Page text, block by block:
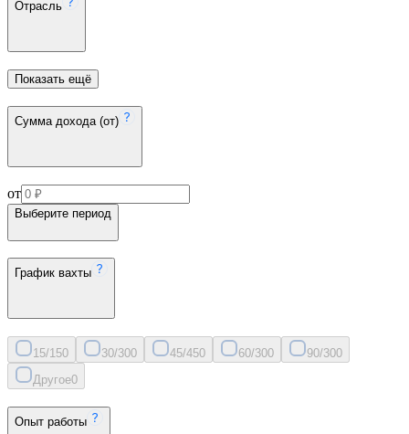
Отрасль
Показать ещё
Сумма дохода (от)
от
Выберите период
График вахты
15/150 30/300 45/450 60/300 90/300
Другое0
Опыт работы